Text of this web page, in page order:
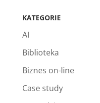
KATEGORIE
AI
Biblioteka
Biznes on-line
Case study